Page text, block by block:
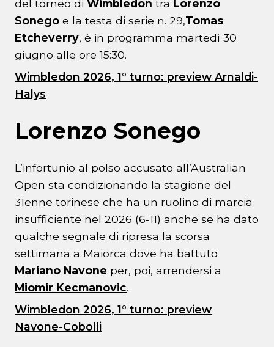
del torneo di Wimbledon tra Lorenzo
Sonego e la testa di serie n. 29,Tomas
Etcheverry, è in programma martedì 30
giugno alle ore 15:30.
Wimbledon 2026, 1° turno: preview Arnaldi-
Halys
Lorenzo Sonego
L’infortunio al polso accusato all’Australian
Open sta condizionando la stagione del
31enne torinese che ha un ruolino di marcia
insufficiente nel 2026 (6-11) anche se ha dato
qualche segnale di ripresa la scorsa
settimana a Maiorca dove ha battuto
Mariano Navone per, poi, arrendersi a
Miomir Kecmanovic.
Wimbledon 2026, 1° turno: preview
Navone-Cobolli